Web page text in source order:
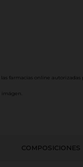
farmacias online
COMPOSICIONES